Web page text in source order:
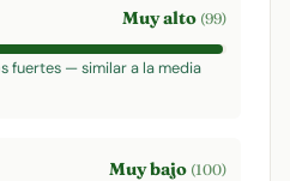
Muy alto (99)
fuertes — similar a la media
Muy bajo (100)